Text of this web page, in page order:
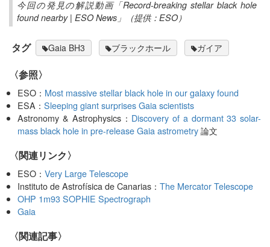
今回の発見の解説動画「Record-breaking stellar black hole
found nearby | ESO News」（提供：ESO）
タグ Gaia BH3 ブラックホール ガイア
〈参照〉
ESO： Most massive stellar black hole in our galaxy found
ESA：Sleeping giant surprises Gaia scientists
Astronomy & Astrophysics： Discovery of a dormant 33 solar-
mass black hole in pre-release Gaia astrometry論文
〈関連リンク〉
ESO：Very Large Telescope
Instituto de Astrofísica de Canarias：The Mercator Telescope
OHP 1m93 SOPHIE Spectrograph
Gaia
関連記事